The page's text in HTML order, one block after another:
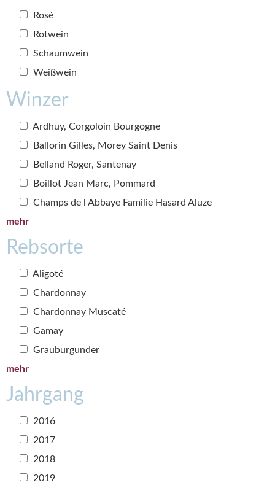
Rosé
Rotwein
Schaumwein
Weißwein
Winzer
Ardhuy, Corgoloin Bourgogne
Ballorin Gilles, Morey Saint Denis
Belland Roger, Santenay
Boillot Jean Marc, Pommard
Champs de l Abbaye Familie Hasard Aluze
mehr
Rebsorte
Aligoté
Chardonnay
Chardonnay Muscaté
Gamay
Grauburgunder
mehr
Jahrgang
2016
2017
2018
2019